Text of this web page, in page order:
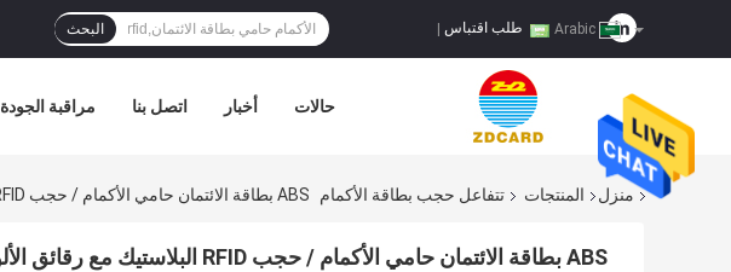
طلب اقتباس البحث
مراقبة الجودة اتصل بنا أخبار حالات
منزل المنتجات تتفاعل حجب بطاقة الأكمام ABS بطاقة الائتمان حامي الأكمام / حجب RFID البلاستيك مع رقائق الألومنيوم
ABS بطاقة الائتمان حامي الأكمام / حجب RFID البلاستيك مع رقائق الألومنيوم